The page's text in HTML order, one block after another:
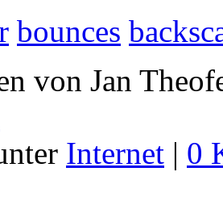
bounces
von Jan
Internet | 0